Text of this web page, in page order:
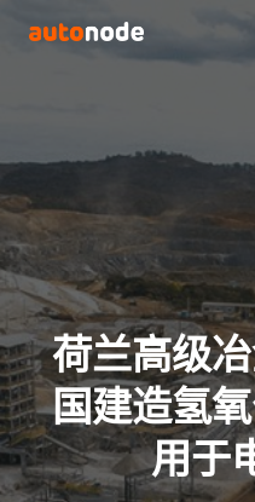
荷兰高级
国建造氢
用于